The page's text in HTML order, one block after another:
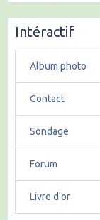
Intéractif
Album photo
Contact
Sondage
Forum
Livre d'or